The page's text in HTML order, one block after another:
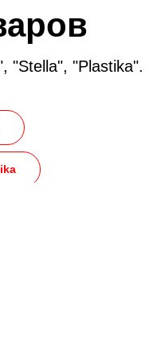
"Stella", "Plastika".